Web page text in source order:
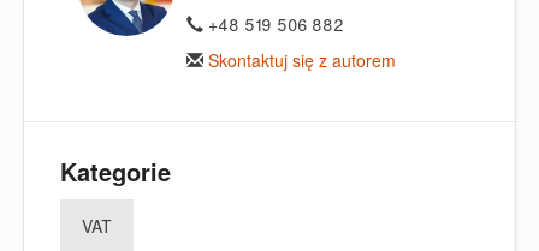
+48 519 506 882
Skontaktuj się z autorem
Kategorie
VAT